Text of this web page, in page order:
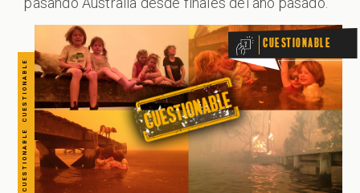
Cuestionable